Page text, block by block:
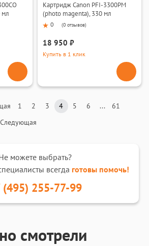
мл
Картридж Canon PFI-3300PM
(photo magenta), 330 мл
0 (0 отзывов)
18 950 ₽
Купить в 1 клик
1 2 3 4 5 6 ...
61
Следующая
можете выбрать?
всегда готовы помочь!
(495) 255-77-99
смотрели